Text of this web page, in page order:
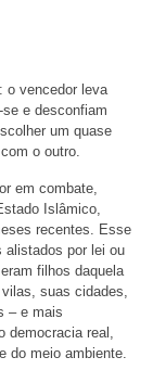
o vencedor leva
e desconfiam
um quase
o outro.
em combate,
Islâmico,
recentes. Esse
alistados por lei ou
filhos daquela
suas cidades,
– e mais
democracia real,
do meio ambiente.